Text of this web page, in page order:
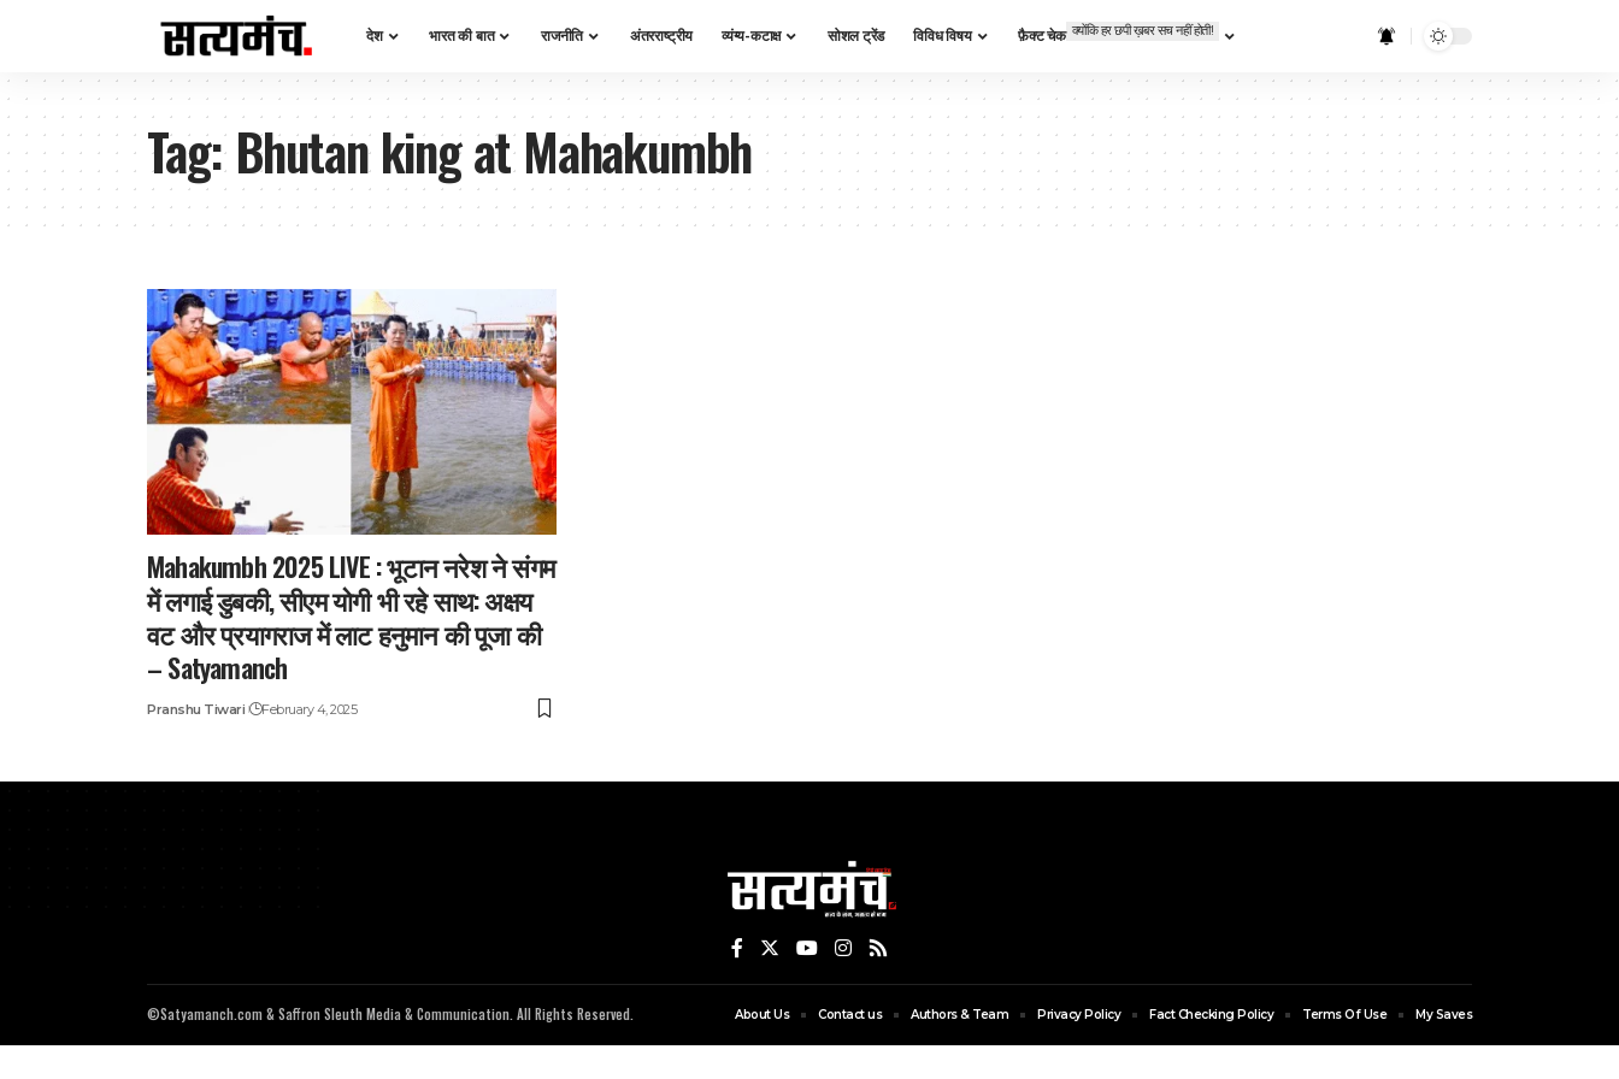
देश भारत की बात राजनीति अंतरराष्ट्रीय व्यंग्य-कटाक्ष सोशल ट्रेंड विविध विषय फ़ैक्ट चेक क्योंकि हर छपी ख़बर सच नहीं होती!
Tag:Bhutan king at Mahakumbh
Mahakumbh 2025 LIVE : भूटान नरेश ने संगम
में लगाई डुबकी, सीएम योगी भी रहे साथ: अक्षय
वट और प्रयागराज में लाट हनुमान की पूजा की
– Satyamanch
Pranshu Tiwari February 4, 2025
©Satyamanch.com & Saffron Sleuth Media & Communication. All Rights Reserved. About Us Contact us Authors & Team Privacy Policy Fact Checking Policy Terms Of Use My Saves